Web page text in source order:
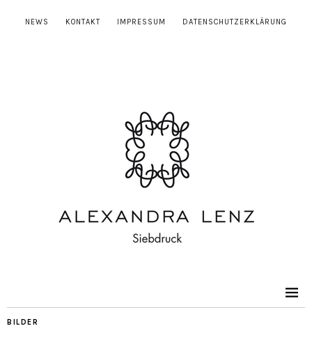
NEWS KONTAKT IMPRESSUM DATENSCHUTZERKLÄRUNG
BILDER